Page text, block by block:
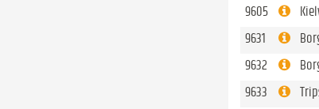
9605
9631
9632
9633